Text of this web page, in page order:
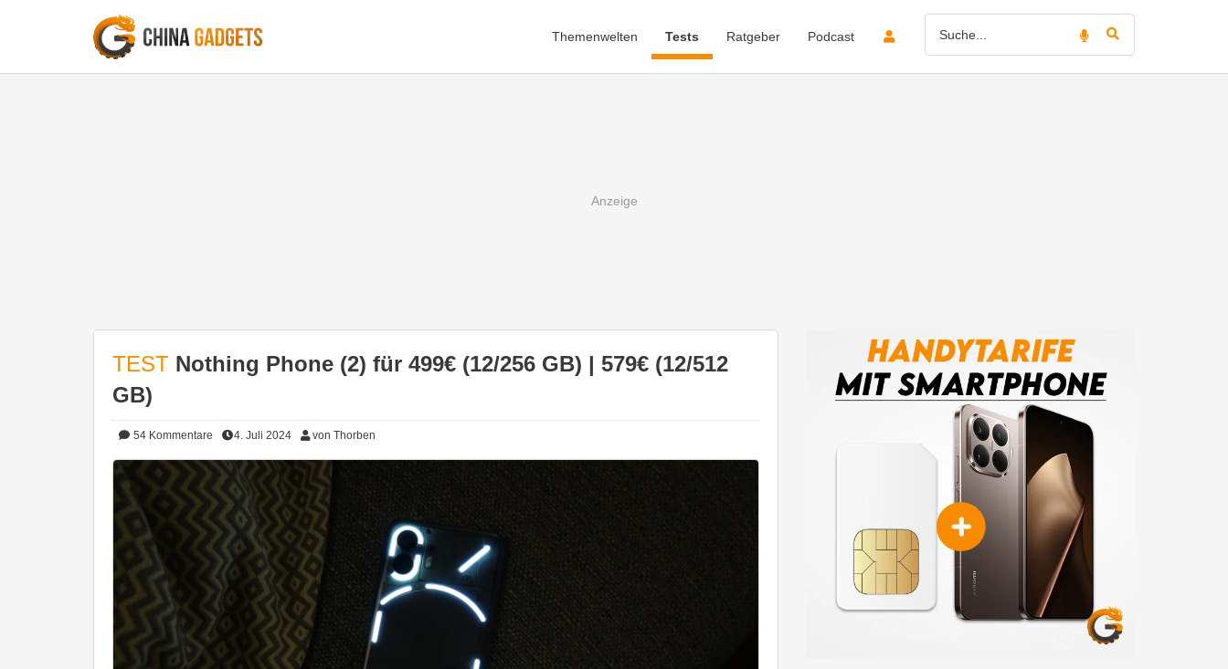
Themenwelten Tests Ratgeber Podcast
TEST Nothing Phone (2) für 499€ (12/256 GB) | 579€ (12/512
GB)
54 Kommentare 4. Juli 2024 von Thorben